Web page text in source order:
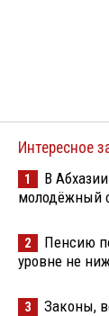
Интересное
1
В
молодёжный
2
Пенсию
уровне не
3 Законы,